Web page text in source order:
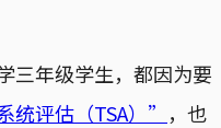
三年级学生，都因为要
评估（TSA）” ，也